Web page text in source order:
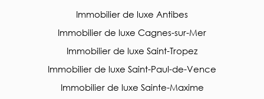
Immobilier de luxe Antibes
Immobilier de luxe Cagnes-sur-Mer
Immobilier de luxe Saint-Tropez
Immobilier de luxe Saint-Paul-de-Vence
Immobilier de luxe Sainte-Maxime